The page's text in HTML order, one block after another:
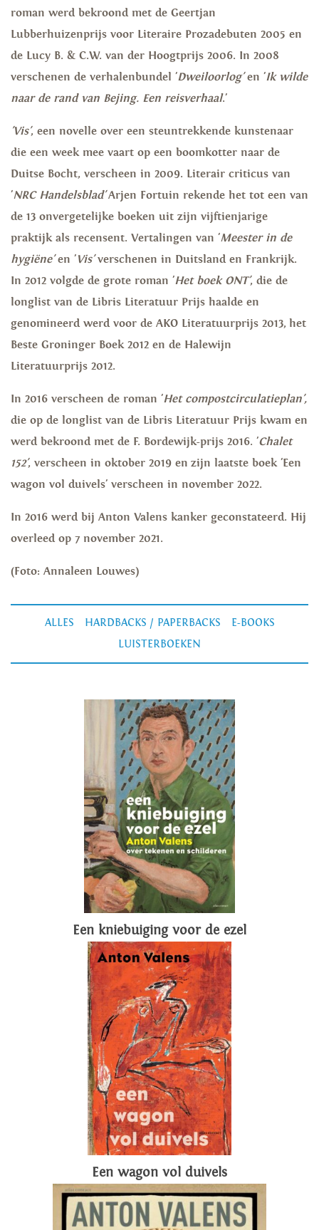
roman werd bekroond met de Geertjan
Lubberhuizenprijs voor Literaire Prozadebuten 2005 en
de Lucy B. & C.W. van der Hoogtprijs 2006. In 2008
verschenen de verhalenbundel 'Dweiloorlog'en 'Ik wilde
naar de rand van Bejing. Een reisverhaal.'
'Vis', een novelle over een steuntrekkende kunstenaar
die een week mee vaart op een boomkotter naar de
Duitse Bocht, verscheen in 2009. Literair criticus van
'NRC Handelsblad'Arjen Fortuin rekende het tot een van
de 13 onvergetelijke boeken uit zijn vijftienjarige
praktijk als recensent. Vertalingen van 'Meester in de
hygiëne'en 'Vis'verschenen in Duitsland en Frankrijk.
In 2012 volgde de grote roman 'Het boek ONT', die de
longlist van de Libris Literatuur Prijs haalde en
genomineerd werd voor de AKO Literatuurprijs 2013, het
Beste Groninger Boek 2012 en de Halewijn
Literatuurprijs 2012.
In 2016 verscheen de roman 'Het compostcirculatieplan',
die op de longlist van de Libris Literatuur Prijs kwam en
werd bekroond met de F. Bordewijk-prijs 2016. 'Chalet
152', verscheen in oktober 2019 en zijn laatste boek 'Een
wagon vol duivels' verscheen in november 2022.
In 2016 werd bij Anton Valens kanker geconstateerd. Hij
overleed op 7 november 2021.
(Foto: Annaleen Louwes)
ALLES HARDBACKS / PAPERBACKS
E-BOOKS
LUISTERBOEKEN
Een kniebuiging voor de ezel
Een wagon vol duivels